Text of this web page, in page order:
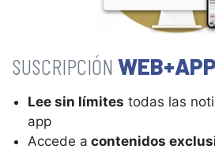
WEB+APP
Lee sin límites todas las
app
Accede a contenidos